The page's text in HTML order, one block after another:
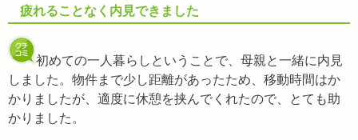
疲れることなく内見できました
初めての一人暮らしということで、母親と一緒に内見
しました。物件まで少し距離があったため、移動時間はか
かりましたが、適度に休憩を挟んでくれたので、とても助
かりました。